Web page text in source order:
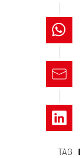
catanzarochannel.it
lacapitalenews.it
TAG